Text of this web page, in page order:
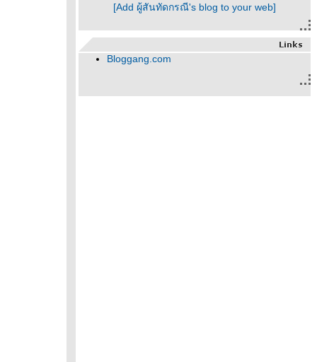
[Add ผู้สันทัดกรณี's blog to your web]
Bloggang.com